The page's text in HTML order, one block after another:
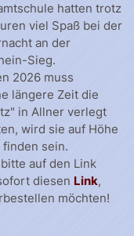
hatten trotz
viel Spaß bei der
an der
Sieg.
2026 muss
längere Zeit die
in Allner verlegt
wird sie auf Höhe
sein.
auf den Link
diesen Link,
möchten!